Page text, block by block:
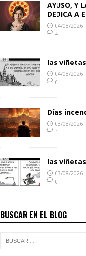
AYUSO, Y
DEDICA A
04/08/2026
4
las
04/08/2026
0
Días
03/08/2026
1
las
03/08/2026
0
BUSCAR EN EL BLOG